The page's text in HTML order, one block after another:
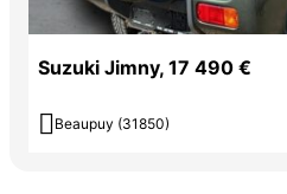
Suzuki Jimny, 17 490 €
 Beaupuy (31850)